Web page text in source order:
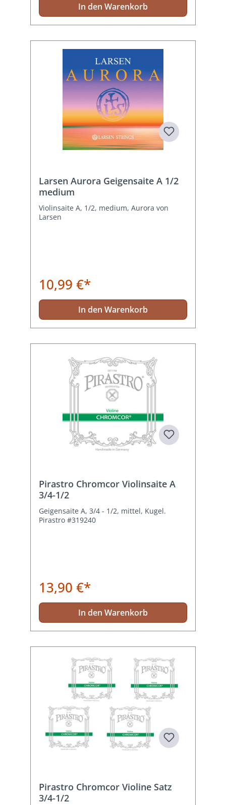
In den Warenkorb
Larsen Aurora Geigensaite A 1/2
medium
Violinsaite A, 1/2, medium, Aurora von
Larsen
10,99 €*
In den Warenkorb
Pirastro Chromcor Violinsaite A
3/4-1/2
Geigensaite A, 3/4 - 1/2, mittel, Kugel.
Pirastro #319240
13,90 €*
In den Warenkorb
Pirastro Chromcor Violine Satz
3/4-1/2